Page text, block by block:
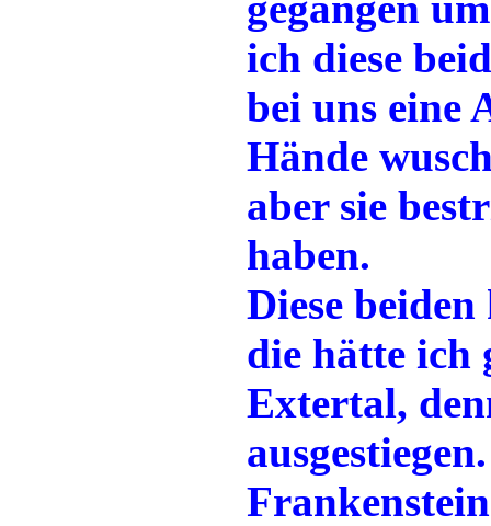
ich diese
bei uns eine
Hände
aber sie
haben.
Diese
die hätte ich
Extertal,